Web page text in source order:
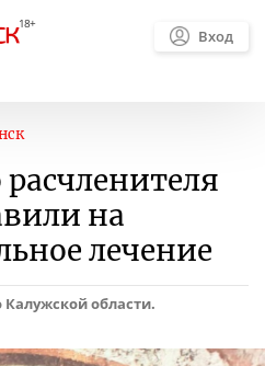
Вход
на
лечение
области.